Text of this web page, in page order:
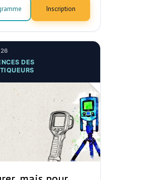
Inscription
DES